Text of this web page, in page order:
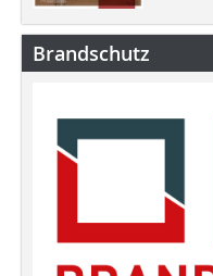
Brandschutz